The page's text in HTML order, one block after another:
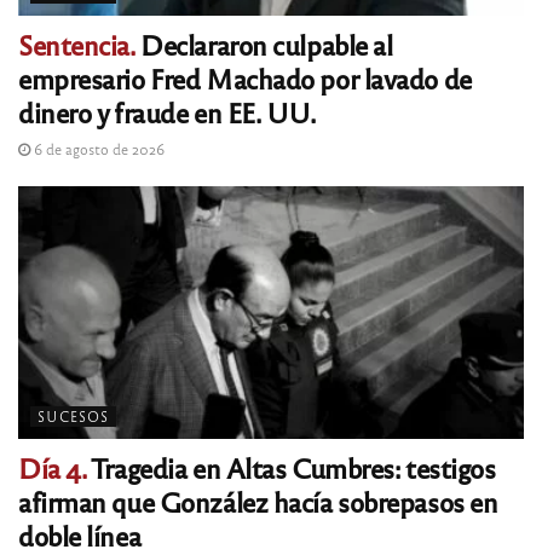
Sentencia.Declararon culpable al
empresario Fred Machado por lavado de
dinero y fraude en EE. UU.
6 de agosto de 2026
SUCESOS
Día 4.Tragedia en Altas Cumbres: testigos
afirman que González hacía sobrepasos en
doble línea